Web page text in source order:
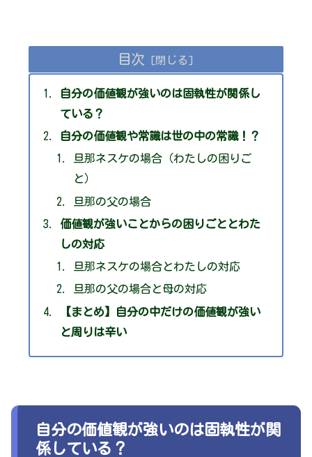
目次
自分の価値観が強いのは固執性が関係し
ている？
自分の価値観や常識は世の中の常識！？
旦那ネスケの場合（わたしの困りご
と）
旦那の父の場合
価値観が強いことからの困りごととわた
しの対応
旦那ネスケの場合とわたしの対応
旦那の父の場合と母の対応
【まとめ】自分の中だけの価値観が強い
と周りは辛い
自分の価値観が強いのは固執性が関
係している？